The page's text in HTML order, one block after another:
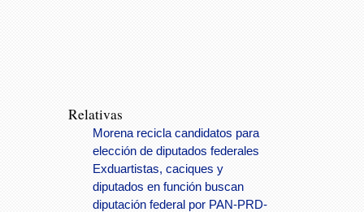
Relativas
Morena recicla candidatos para
elección de diputados federales
Exduartistas, caciques y
diputados en función buscan
diputación federal por PAN-PRD-